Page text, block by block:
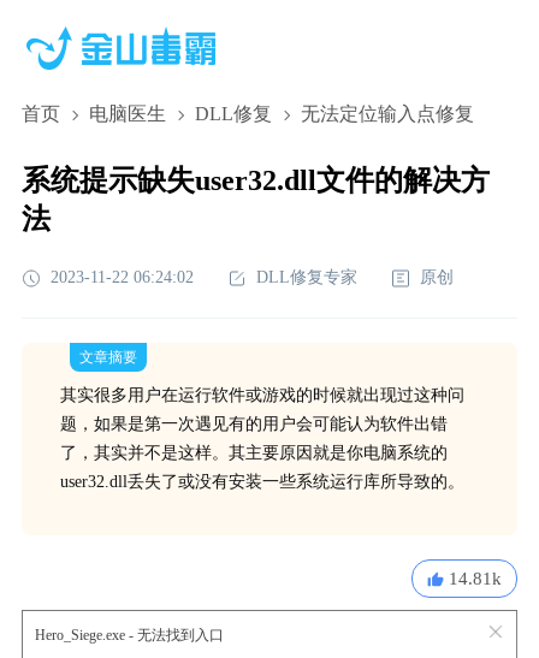
首页 电脑医生 DLL修复 无法定位输入点修复
系统提示缺失user32.dll文件的解决方
法
2023-11-22 06:24:02 DLL修复专家 原创
文章摘要
其实很多用户在运行软件或游戏的时候就出现过这种问
题，如果是第一次遇见有的用户会可能认为软件出错
了，其实并不是这样。其主要原因就是你电脑系统的
user32.dll丢失了或没有安装一些系统运行库所导致的。
14.81k
Hero_Siege.exe - 无法找到入口